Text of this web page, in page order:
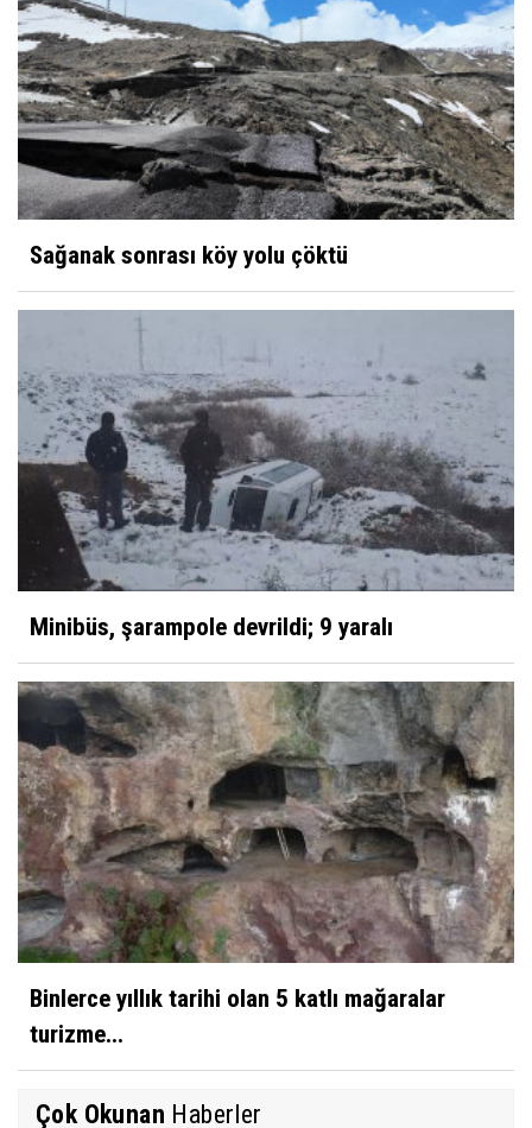
Sağanak sonrası köy yolu çöktü
Minibüs, şarampole devrildi; 9 yaralı
Binlerce yıllık tarihi olan 5 katlı mağaralar
turizme...
Çok Okunan Haberler